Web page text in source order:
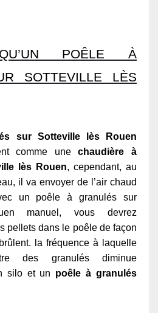
QU’UN POÊLE À
SOTTEVILLE LÈS
sur Sotteville lès Rouen
comme unechaudière à
lès Rouen, cependant, au
il va envoyer de l’air chaud
un poêle à granulés sur
manuel, vous devrez
pellets dans le poêle de façon
la fréquence à laquelle
des granulés diminue
silo et un poêle à granulés